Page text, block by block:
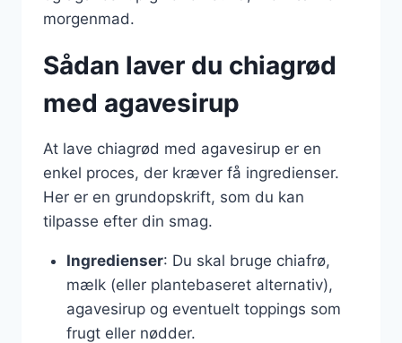
morgenmad.
Sådan laver du chiagrød
med agavesirup
At lave chiagrød med agavesirup er en
enkel proces, der kræver få ingredienser.
Her er en grundopskrift, som du kan
tilpasse efter din smag.
Ingredienser: Du skal bruge chiafrø,
mælk (eller plantebaseret alternativ),
agavesirup og eventuelt toppings som
frugt eller nødder.